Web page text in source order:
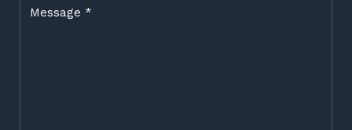
Message *